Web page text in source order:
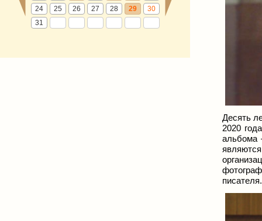
24
25 26 27 28 29
30
31
Десять
2020
альбома
писателя.